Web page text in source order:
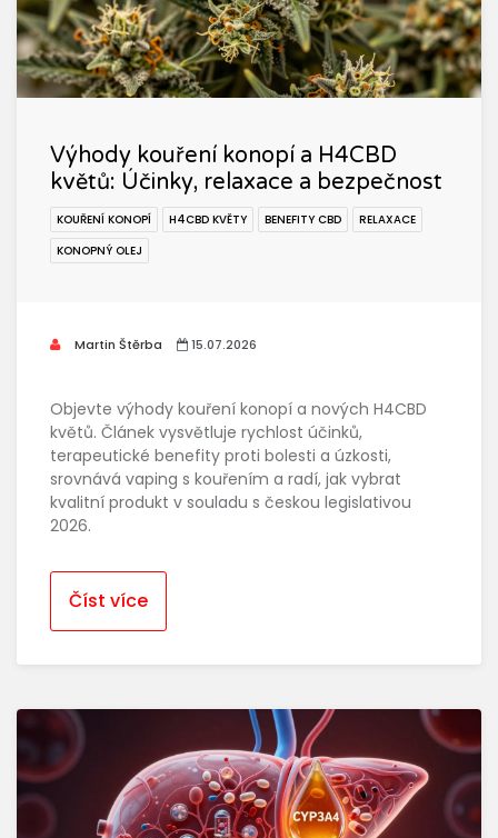
Výhody kouření konopí a H4CBD
květů: Účinky, relaxace a bezpečnost
KOUŘENÍ KONOPÍ H4CBD KVĚTY BENEFITY CBD
RELAXACE
KONOPNÝ OLEJ
Martin Štěrba 15.07.2026
Objevte výhody kouření konopí a nových H4CBD
květů. Článek vysvětluje rychlost účinků,
terapeutické benefity proti bolesti a úzkosti,
srovnává vaping s kouřením a radí, jak vybrat
kvalitní produkt v souladu s českou legislativou
2026.
Číst více